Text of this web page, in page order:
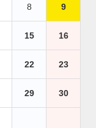
8 9
15 16
22 23
29 30